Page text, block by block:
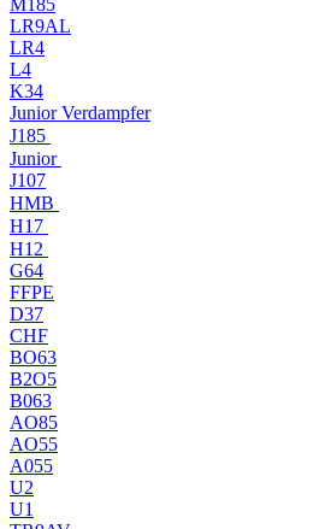
LR9AL
LR4
L4
K34
Junior Verdampfer
J185
Junior
J107
HMB
H17
H12
G64
FFPE
D37
CHF
BO63
B2O5
B063
AO85
AO55
A055
U2
U1